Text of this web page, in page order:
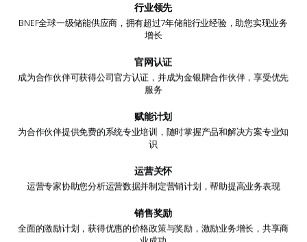
行业领先
BNEF全球一级储能供应商，拥有超过7年储能行业经验，助您实现业务
增长
官网认证
成为合作伙伴可获得公司官方认证，并成为金银牌合作伙伴，享受优先
服务
赋能计划
为合作伙伴提供免费的系统专业培训，随时掌握产品和解决方案专业知
识
运营关怀
运营专家协助您分析运营数据并制定营销计划，帮助提高业务表现
销售奖励
全面的激励计划，获得优惠的价格政策与奖励，激励业务增长，共享商